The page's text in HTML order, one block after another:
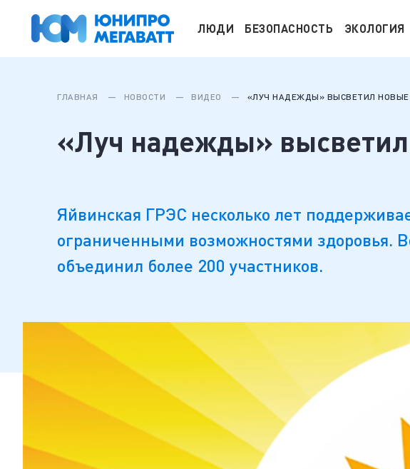
ЛЮДИ БЕЗОПАСНОСТЬ ЭКОЛОГИЯ
ГЛАВНАЯ НОВОСТИ ВИДЕО «ЛУЧ НАДЕЖДЫ» ВЫСВЕТИЛ
«Луч надежды»
Яйвинская ГРЭС несколько лет
ограниченными возможностями здоровья.
объединил более 200 участников.